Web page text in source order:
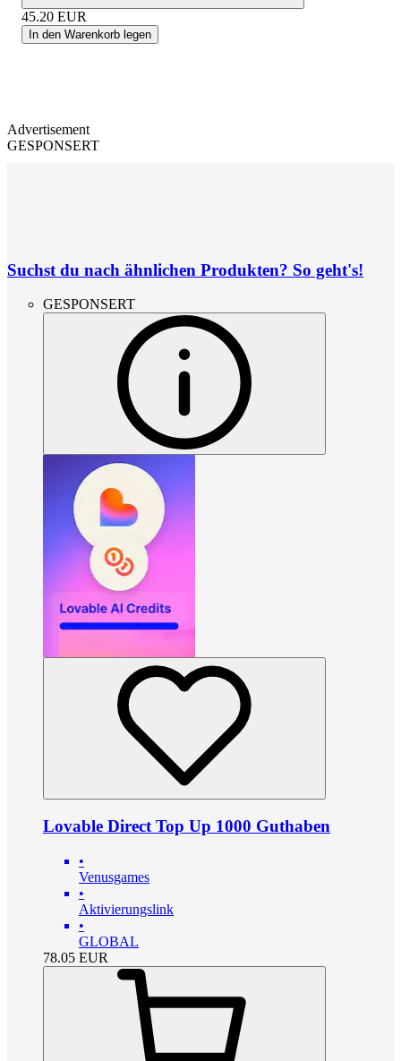
45.20 EUR
In den Warenkorb legen
Advertisement
GESPONSERT
Suchst du nach ähnlichen Produkten? So geht's!
GESPONSERT
Lovable Direct Top Up 1000 Guthaben
•
Venusgames
•
Aktivierungslink
•
GLOBAL
78.05 EUR